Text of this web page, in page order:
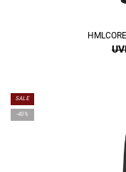
SALE
-40%